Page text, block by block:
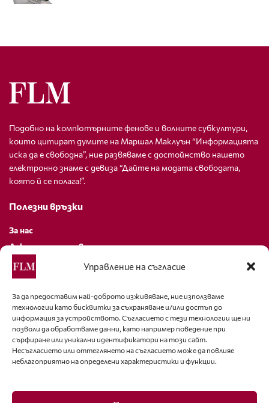
Управление на съгласие
За да предоставим най-доброто изживяване, ние използваме
технологии като бисквитки за съхраняване и/или достъп до
информация за устройството. Съгласието с тези технологии ще ни
позволи да обработваме данни, като например поведение при
сърфиране или уникални идентификатори на този сайт.
Несъгласието или оттеглянето на съгласието може да повлияе
неблагоприятно на определени характеристики и функции.
Подобно на компютърните фенове и волните субкултури,
които цитират думите на Маршал Маклуън “Информацията
иска да е свободна”, ние развяваме с достойнство нашето
електронно знаме с девиза “Дайте на модата свободата,
която й се полага!”.
Полезни връзки
За нас
Декларация за поверителност
Политика за бисквитки
За контакти
editor@fashion-lifestyle.net
+359 88 227 33 47
Последвайте ни
Facebook